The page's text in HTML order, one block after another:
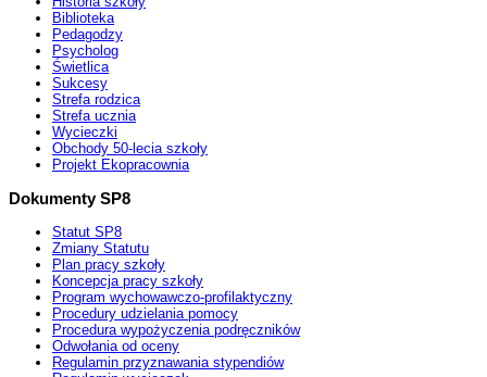
Biblioteka
Pedagodzy
Psycholog
Świetlica
Sukcesy
Strefa rodzica
Strefa ucznia
Wycieczki
Obchody 50-lecia szkoły
Projekt Ekopracownia
Dokumenty SP8
Statut SP8
Zmiany Statutu
Plan pracy szkoły
Koncepcja pracy szkoły
Program wychowawczo-profilaktyczny
Procedury udzielania pomocy
Procedura wypożyczenia podręczników
Odwołania od oceny
Regulamin przyznawania stypendiów